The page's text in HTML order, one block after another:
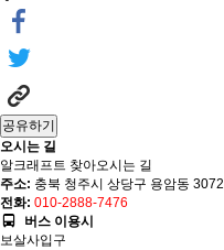
공유하기
오시는 길
알크래프트 찾아오시는 길
주소: 충북 청주시 상당구 용암동
전화: 010-2888-7476
버스 이용시
보살사입구